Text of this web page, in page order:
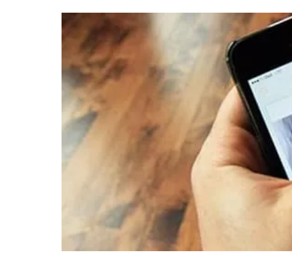
Recherchez un emploi
Compagnies
Ma boîte à outils
Conseils carrière
Nos chroniques
Inscrivez-vous à l'infolettre
Employeurs